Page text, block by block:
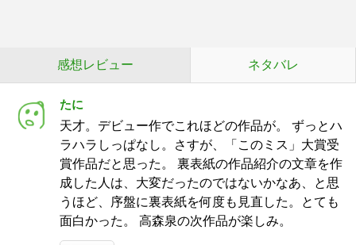
感想レビュー ネタバレ
たに
天才。デビュー作でこれほどの作品が。 ずっとハ
ラハラしっぱなし。さすが、「このミス」大賞受
賞作品だと思った。 裏表紙の作品紹介の文章を作
成した人は、大変だったのではないかなあ、と思
うほど、序盤に裏表紙を何度も見直した。とても
面白かった。 高森泉の次作品が楽しみ。